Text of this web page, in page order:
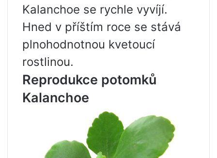
Kalanchoe se rychle vyvíjí.
Hned v příštím roce se stává
plnohodnotnou kvetoucí
rostlinou.
Reprodukce potomků
Kalanchoe